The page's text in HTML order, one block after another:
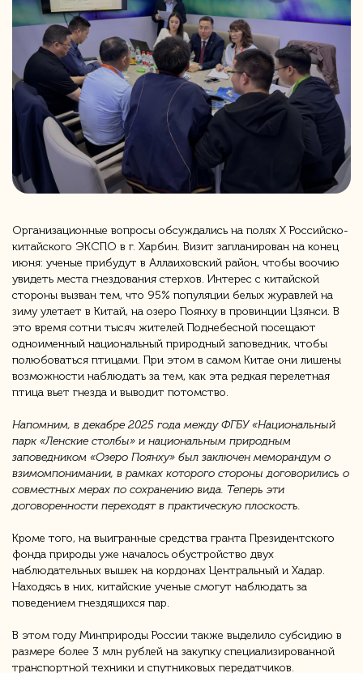
Организационные вопросы обсуждались на полях X Российско-
китайского ЭКСПО в г. Харбин. Визит запланирован на конец
июня: ученые прибудут в Аллаиховский район, чтобы воочию
увидеть места гнездования стерхов. Интерес с китайской
стороны вызван тем, что 95% популяции белых журавлей на
зиму улетает в Китай, на озеро Поянху в провинции Цзянси. В
это время сотни тысяч жителей Поднебесной посещают
одноименный национальный природный заповедник, чтобы
полюбоваться птицами. При этом в самом Китае они лишены
возможности наблюдать за тем, как эта редкая перелетная
птица вьет гнезда и выводит потомство.
Напомним, в декабре 2025 года между ФГБУ «Национальный
парк «Ленские столбы» и национальным природным
заповедником «Озеро Поянху» был заключен меморандум о
взимомпонимании, в рамках которого стороны договорились о
совместных мерах по сохранению вида. Теперь эти
договоренности переходят в практическую плоскость.
Кроме того, на выигранные средства гранта Президентского
фонда природы уже началось обустройство двух
наблюдательных вышек на кордонах Центральный и Хадар.
Находясь в них, китайские ученые смогут наблюдать за
поведением гнездящихся пар.
В этом году Минприроды России также выделило субсидию в
размере более 3 млн рублей на закупку специализированной
транспортной техники и спутниковых передатчиков.